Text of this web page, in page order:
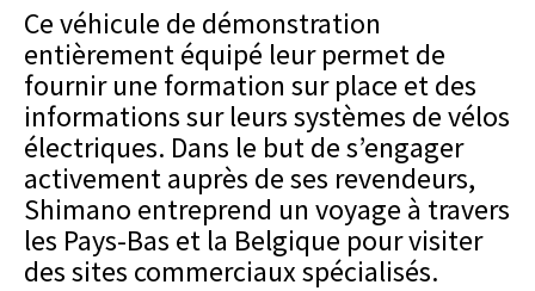
Ce véhicule de démonstration
entièrement équipé leur permet de
fournir une formation sur place et des
informations sur leurs systèmes de vélos
électriques. Dans le but de s’engager
activement auprès de ses revendeurs,
Shimano entreprend un voyage à travers
les Pays-Bas et la Belgique pour visiter
des sites commerciaux spécialisés.